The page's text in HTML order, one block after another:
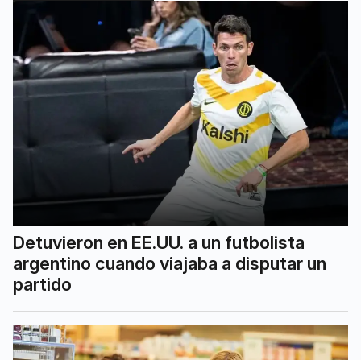
Detuvieron en EE.UU. a un futbolista
argentino cuando viajaba a disputar un
partido